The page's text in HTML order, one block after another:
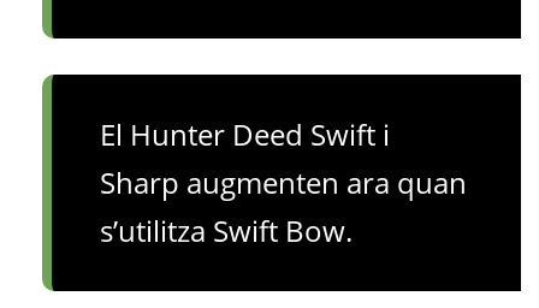
El Hunter Deed Swift i
Sharp augmenten ara quan
s’utilitza Swift Bow.